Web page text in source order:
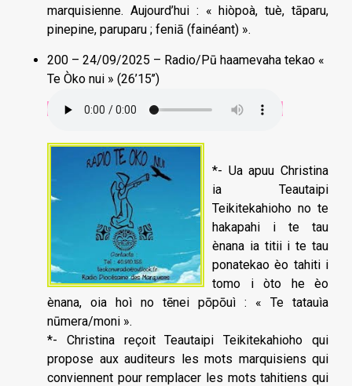
marquisienne. Aujourd’hui : « hiòpoà, tuè, tāparu,
pinepine, paruparu ; feniā (fainéant) ».
200 – 24/09/2025 – Radio/Pū haamevaha tekao «
Te Òko nui » (26’15’’)
*- Ua apuu Christina
ia Teautaipi
Teikitekahioho no te
hakapahi i te tau
ènana ia titii i te tau
ponatekao èo tahiti i
tomo i òto he èo
ènana, oia hoì no tēnei pōpōuì : « Te tatauìa
nūmera/moni ».
*- Christina reçoit Teautaipi Teikitekahioho qui
propose aux auditeurs les mots marquisiens qui
conviennent pour remplacer les mots tahitiens qui